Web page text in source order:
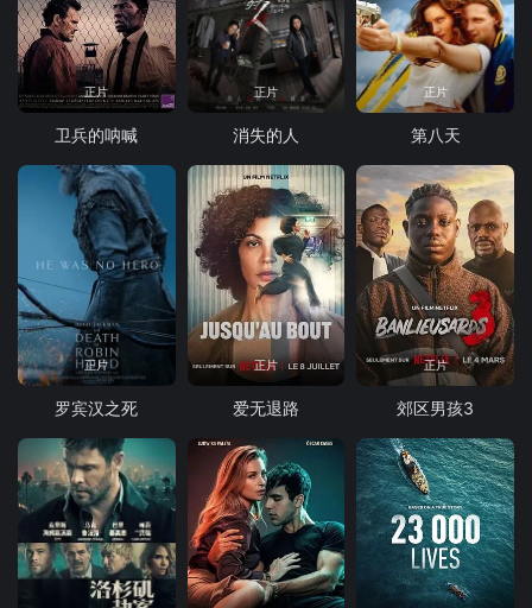
正片
卫兵的呐喊
正片
消失的人
正片
第八天
正片
罗宾汉之死
正片
爱无退路
正片
郊区男孩3